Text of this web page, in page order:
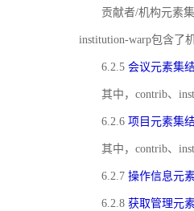
贡献者/机构元素
institution-warp包含了
6.2.5 会议元素集
其中，contrib、
6.2.6 项目元素集
其中，contrib、
6.2.7 操作信息元
6.2.8 获取管理元